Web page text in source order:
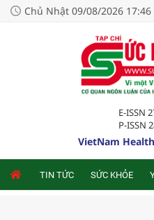
Chủ Nhật 09/08/2026 17:46
E-ISSN
P-ISSN
VietNam
TIN TỨC SỨC KHỎE